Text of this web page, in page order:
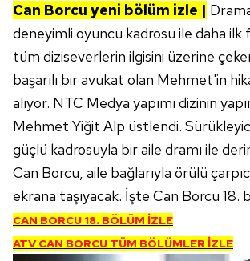
Can Borcu yeni bölüm izle |
deneyimli oyuncu kadrosu ile daha ilk
tüm diziseverlerin ilgisini üzerine
başarılı bir avukat olan Mehmet'in
alıyor. NTC Medya yapımı dizinin
Mehmet Yiğit Alp üstlendi.
güçlü kadrosuyla bir aile dramı ile
Can Borcu, aile bağlarıyla örülü
ekrana taşıyacak. İşte Can Borcu 18.
CAN BORCU 18. BÖLÜM İZLE
ATV CAN BORCU TÜM BÖLÜMLER İZLE